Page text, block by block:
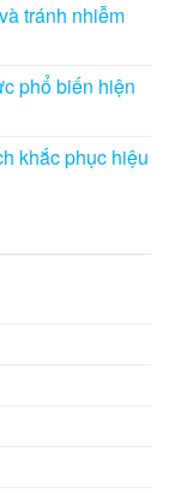
tránh nhiễm
phổ biến hiện
khắc phục hiệu